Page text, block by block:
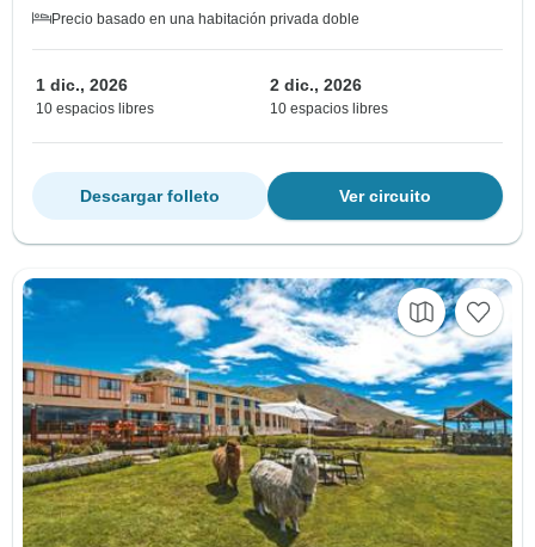
Precio basado en una habitación privada doble
1 dic., 2026
10 espacios libres
2 dic., 2026
10 espacios libres
Ver circuito
Descargar folleto